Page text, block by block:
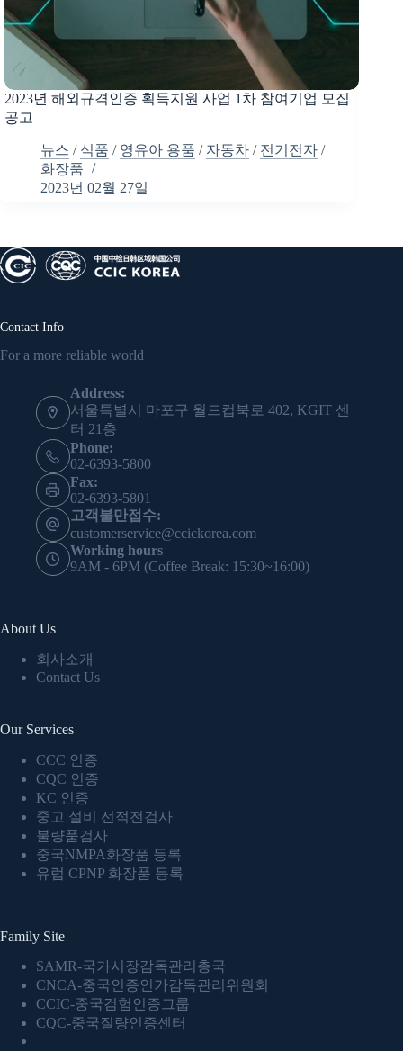
2023년 해외규격인증 획득지원 사업 1차 참여기업 모집
공고
뉴스 / 식품 / 영유아 용품 / 자동차 / 전기전자 /
화장품
2023년 02월 27일
Contact Info
For a more reliable world
Address:
서울특별시 마포구 월드컵북로 402, KGIT 센
터 21층
Phone:
02-6393-5800
Fax:
02-6393-5801
고객불만접수:
customerservice@ccickorea.com
Working hours
9AM - 6PM (Coffee Break: 15:30~16:00)
About Us
회사소개
Contact Us
Our Services
CCC 인증
CQC 인증
KC 인증
중고 설비 선적전검사
불량품검사
중국NMPA화장품 등록
유럽 CPNP 화장품 등록
Family Site
SAMR-국가시장감독관리총국
CNCA-중국인증인가감독관리위원회
CCIC-중국검험인증그룹
CQC-중국질량인증센터